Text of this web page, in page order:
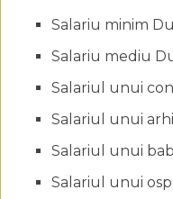
Salariu minim
Salariu mediu
Salariul unui
Salariul unui
Salariul unui
Salariul unui